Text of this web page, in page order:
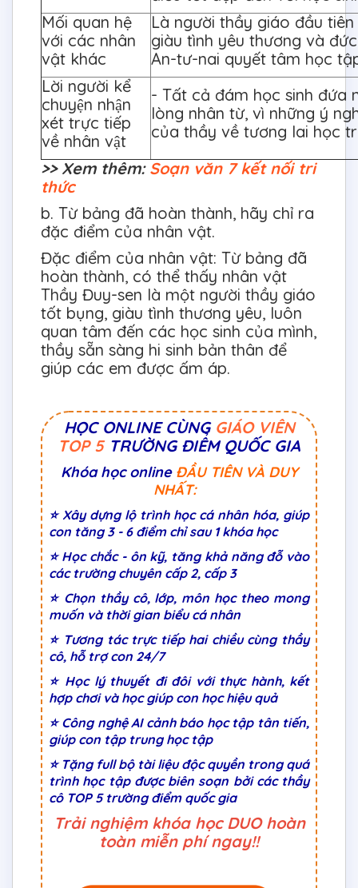
Mối quan hệ
với các nhân
vật khác
Là người thầy giáo đầu
giàu tình yêu thương và
An-tư-nai quyết tâm học
Lời người kể
chuyện nhận
xét trực tiếp
về nhân vật
- Tất cả đám học sinh đứa
lòng nhân từ, vì những ý
của thầy về tương lai học
>> Xem thêm: Soạn văn 7 kết nối tri
thức
b. Từ bảng đã hoàn thành, hãy chỉ ra
đặc điểm của nhân vật.
Đặc điểm của nhân vật: Từ bảng đã
hoàn thành, có thể thấy nhân vật
Thầy Đuy-sen là một người thầy giáo
tốt bụng, giàu tình thương yêu, luôn
quan tâm đến các học sinh của mình,
thầy sẵn sàng hi sinh bản thân để
giúp các em được ấm áp.
HỌC ONLINE CÙNG GIÁO VIÊN
TOP 5 TRƯỜNG ĐIỂM QUỐC GIA
Khóa học online ĐẦU TIÊN VÀ DUY
NHẤT:
⭐ Xây dựng lộ trình học cá nhân hóa, giúp
con tăng 3 - 6 điểm chỉ sau 1 khóa học
⭐ Học chắc - ôn kỹ, tăng khả năng đỗ vào
các trường chuyên cấp 2, cấp 3
⭐ Chọn thầy cô, lớp, môn học theo mong
muốn và thời gian biểu cá nhân
⭐ Tương tác trực tiếp hai chiều cùng thầy
cô, hỗ trợ con 24/7
⭐ Học lý thuyết đi đôi với thực hành, kết
hợp chơi và học giúp con học hiệu quả
⭐ Công nghệ AI cảnh báo học tập tân tiến,
giúp con tập trung học tập
⭐ Tặng full bộ tài liệu độc quyền trong quá
trình học tập được biên soạn bởi các thầy
cô TOP 5 trường điểm quốc gia
Trải nghiệm khóa học DUO hoàn
toàn miễn phí ngay!!